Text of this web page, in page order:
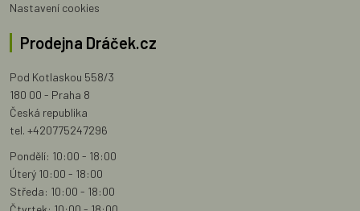
Nastavení cookies
Prodejna Dráček.cz
Pod Kotlaskou 558/3
180 00 - Praha 8
Česká republika
tel. +420775247296
Pondělí: 10:00 - 18:00
Úterý 10:00 - 18:00
Středa: 10:00 - 18:00